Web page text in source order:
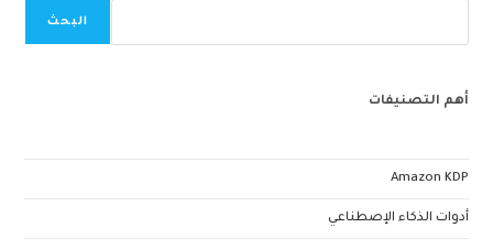
البحث
أهم التصنيفات
Amazon KDP
أدوات الذكاء الإصطناعي